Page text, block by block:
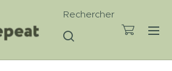
Rechercher